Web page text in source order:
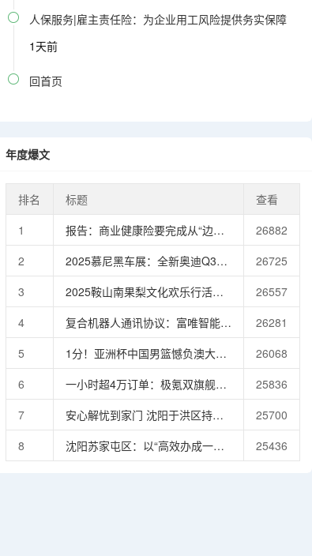

人保服务|雇主责任险：为企业用工风险提供务实保障
1天前
 回首页
年度爆文
排名 标题
查看
1
报告：商业健康险要完成从“边缘
补充者”到“生态协同者”的转变，
需聚焦三大方向
26882
2
2025慕尼黑车展：全新奥迪Q3
Sportback首发亮相 引入插混车型
26725
3
2025鞍山南果梨文化欢乐行活动
启幕激活秋季文体旅市场活力
26557
4
复合机器人通讯协议：富唯智能的
技术突破与行业引领
26281
5
1分！亚洲杯中国男篮憾负澳大利
亚1分！亚洲杯中国男篮憾负澳大
利亚
26068
6
一小时超4万订单：极氪双旗舰打
破中国豪车“曲高和寡”困局
25836
7
安心解忧到家门 沈阳于洪区持续
破解办证难题惠及千户居民
25700
8
沈阳苏家屯区：以“高效办成一件
事”点亮政务服务现代化新路径
25436